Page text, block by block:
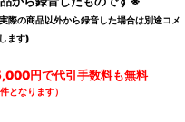
際の商品以外から録音した場合は別途コメ
ます)
円で代引手数料も無料
となります）